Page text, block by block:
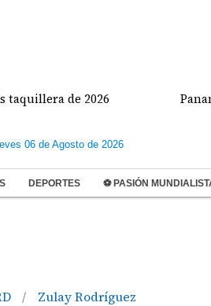
de 2026 Panamá
06 de Agosto de 2026
DEPORTES ⚽ PASIÓN
/ Zulay Rodríguez